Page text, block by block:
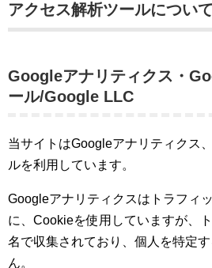
アクセス解析ツールについて
Googleアナリティクス・
ール/Google LLC
当サイトはGoogleアナリティクス
ルを利用しています。
Googleアナリティクスはトラフィ
に、Cookieを使用していますが、
名で収集されており、個人を特定
ん。